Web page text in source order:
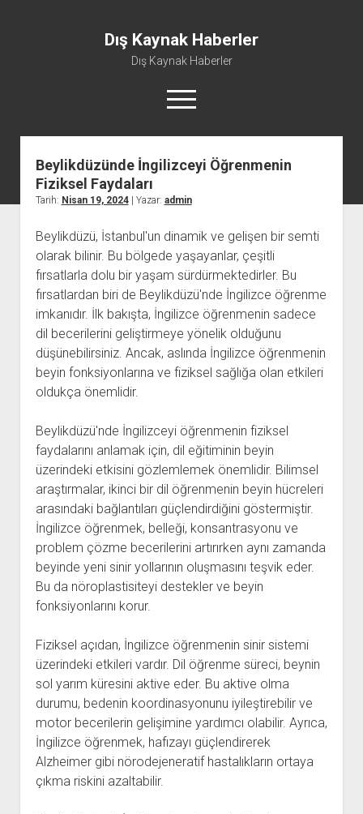
Dış Kaynak Haberler
Dış Kaynak Haberler
menüyü
aç
Facebook Beğeni Arttırma Hilesi
Instagram Gizli Hesap Görme Uygulaması Ücretsiz
Liste
Sayfa Listesi
Beylikdüzünde İngilizceyi Öğrenmenin
Fiziksel Faydaları
Tarih: Nisan 19, 2024| Yazar: admin
Beylikdüzü, İstanbul'un dinamik ve gelişen bir semti
olarak bilinir. Bu bölgede yaşayanlar, çeşitli
fırsatlarla dolu bir yaşam sürdürmektedirler. Bu
fırsatlardan biri de Beylikdüzü'nde İngilizce öğrenme
imkanıdır. İlk bakışta, İngilizce öğrenmenin sadece
dil becerilerini geliştirmeye yönelik olduğunu
düşünebilirsiniz. Ancak, aslında İngilizce öğrenmenin
beyin fonksiyonlarına ve fiziksel sağlığa olan etkileri
oldukça önemlidir.
Beylikdüzü'nde İngilizceyi öğrenmenin fiziksel
faydalarını anlamak için, dil eğitiminin beyin
üzerindeki etkisini gözlemlemek önemlidir. Bilimsel
araştırmalar, ikinci bir dil öğrenmenin beyin hücreleri
arasındaki bağlantıları güçlendirdiğini göstermiştir.
İngilizce öğrenmek, belleği, konsantrasyonu ve
problem çözme becerilerini artırırken aynı zamanda
beyinde yeni sinir yollarının oluşmasını teşvik eder.
Bu da nöroplastisiteyi destekler ve beyin
fonksiyonlarını korur.
Fiziksel açıdan, İngilizce öğrenmenin sinir sistemi
üzerindeki etkileri vardır. Dil öğrenme süreci, beynin
sol yarım küresini aktive eder. Bu aktive olma
durumu, bedenin koordinasyonunu iyileştirebilir ve
motor becerilerin gelişimine yardımcı olabilir. Ayrıca,
İngilizce öğrenmek, hafızayı güçlendirerek
Alzheimer gibi nörodejeneratif hastalıkların ortaya
çıkma riskini azaltabilir.